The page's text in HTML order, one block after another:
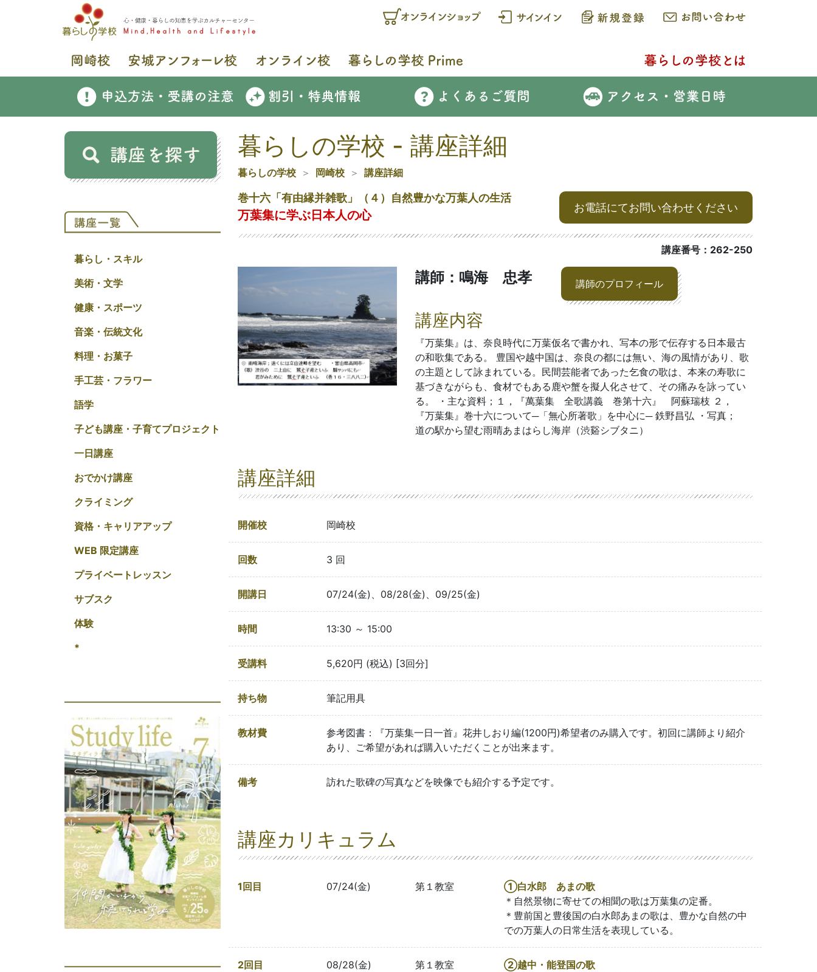
暮らし・スキル
美術・文学
健康・スポーツ
音楽・伝統文化
料理・お菓子
手工芸・フラワー
語学
子ども講座・子育てプロジェクト
一日講座
おでかけ講座
クライミング
資格・キャリアアップ
WEB 限定講座
プライベートレッスン
サブスク
体験
*
暮らしの学校 - 講座詳細
暮らしの学校 岡崎校 講座詳細
巻十六「有由縁并雑歌」（４）自然豊かな万葉人の生活
万葉集に学ぶ日本人の心
お電話にてお問い合わせください
講座番号：262-250
講師：鳴海 忠孝 講師のプロフィール
講座内容
『万葉集』は、奈良時代に万葉仮名で書かれ、写本の形で伝存する日本最古
の和歌集である。 豊国や越中国は、奈良の都には無い、海の風情があり、歌
の主題として詠まれている。民間芸能者であった乞食の歌は、本来の寿歌に
基づきながらも、食材でもある鹿や蟹を擬人化させて、その痛みを詠ってい
る。 ・主な資料；１，『萬葉集 全歌講義 巻第十六』 阿蘇瑞枝 ２，
『万葉集』巻十六について─「無心所著歌」を中心に─ 鉄野昌弘 ・写真；
道の駅から望む雨晴あまはらし海岸（渋谿シブタニ）
講座詳細
開催校 岡崎校
回数 3 回
開講日 07/24(金)、08/28(金)、09/25(金)
時間 13:30 ～ 15:00
受講料 5,620円 (税込) [3回分]
持ち物 筆記用具
教材費
参考図書：『万葉集一日一首』花井しおり編(1200円)希望者のみ購入です。初回に講師より紹介
あり、ご希望があれば購入いただくことが出来ます。
備考 訪れた歌碑の写真などを映像でも紹介する予定です。
講座カリキュラム
1回目 07/24(金) 第１教室
①白水郎 あまの歌
＊自然景物に寄せての相聞の歌は万葉集の定番。
＊豊前国と豊後国の白水郎あまの歌は、豊かな自然の中
での万葉人の日常生活を表現している。
2回目 08/28(金) 第１教室
②越中・能登国の歌